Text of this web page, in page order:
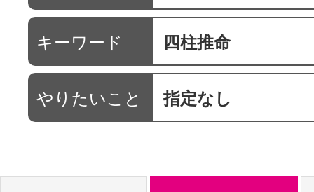
駅・路線か
通信講座を
体験レッス
キーワード 四柱推命
やりたいこと 指定なし